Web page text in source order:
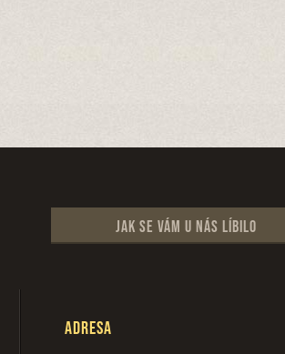
Jak se vám u nás líbilo
Adresa